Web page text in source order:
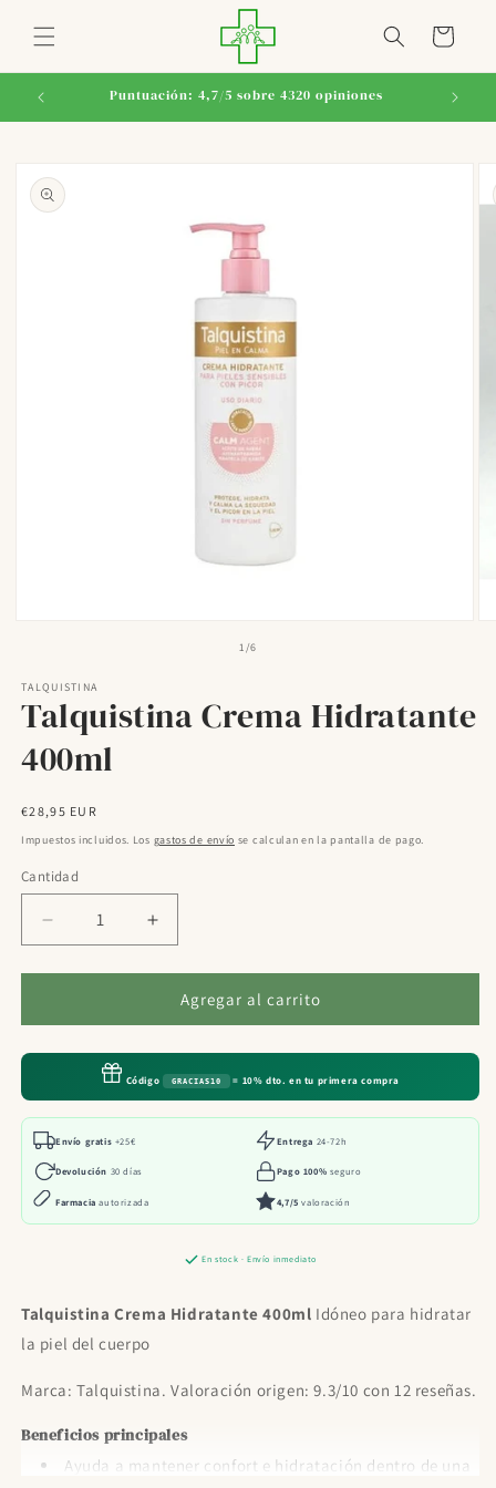
directamente
al contenido
Carrito
Puntuación: 4,7/5 sobre 4320 opiniones
a la
información
en
una
ventana
1/de
6
TALQUISTINA
Talquistina Crema Hidratante
400ml
Precio
habitual
€28,95 EUR
Impuestos incluidos. Los gastos de envío se calculan en la pantalla de pago.
Cantidad
Reducir
cantidad
para
Crema
Aumentar
cantidad
para
Talquistina
Crema
400ml
Agregar al carrito
Código GRACIAS10 = 10% dto. en tu primera compra
Envío gratis +25€ Entrega 24-72h
Devolución 30 días Pago 100% seguro
Farmacia autorizada 4,7/5 valoración
En stock · Envío inmediato
Talquistina Crema Hidratante 400ml Idóneo para hidratar
la piel del cuerpo
Marca: Talquistina. Valoración origen: 9.3/10 con 12 reseñas.
Beneficios principales
Ayuda a mantener confort e hidratación dentro de una